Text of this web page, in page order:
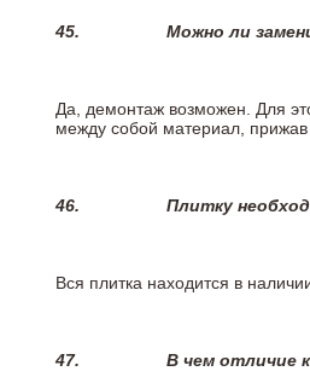
45. Можно ли
Да, демонтаж возможен. Для
между собой материал, прижав
46. Плитку
Вся плитка находится в
47. В чем отличие